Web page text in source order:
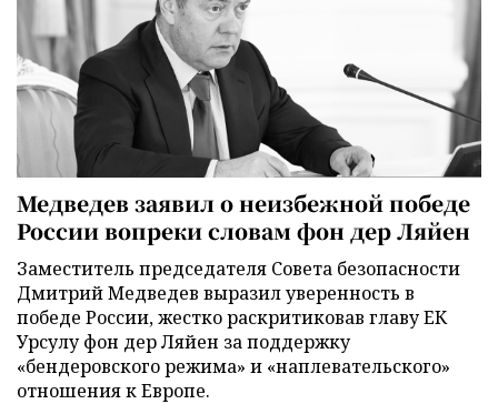
Медведев заявил о неизбежной победе
России вопреки словам фон дер Ляйен
Заместитель председателя Совета безопасности
Дмитрий Медведев выразил уверенность в
победе России, жестко раскритиковав главу ЕК
Урсулу фон дер Ляйен за поддержку
«бендеровского режима» и «наплевательского»
отношения к Европе.